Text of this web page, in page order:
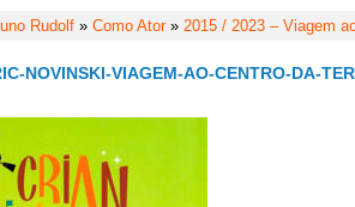
Rudolf » Como Ator» 2015 / 2023 – Viagem
NOVINSKI-VIAGEM-AO-CENTRO-DA-